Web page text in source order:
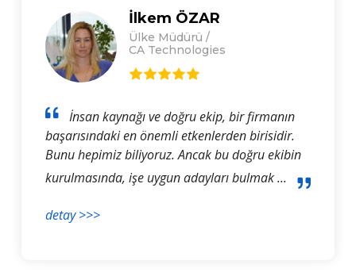
İlkem ÖZAR
Ülke Müdürü /
CA Technologies
İnsan kaynağı ve doğru ekip, bir firmanın
başarısındaki en önemli etkenlerden birisidir.
Bunu hepimiz biliyoruz. Ancak bu doğru ekibin
kurulmasında, işe uygun adayları bulmak ...
detay >>>